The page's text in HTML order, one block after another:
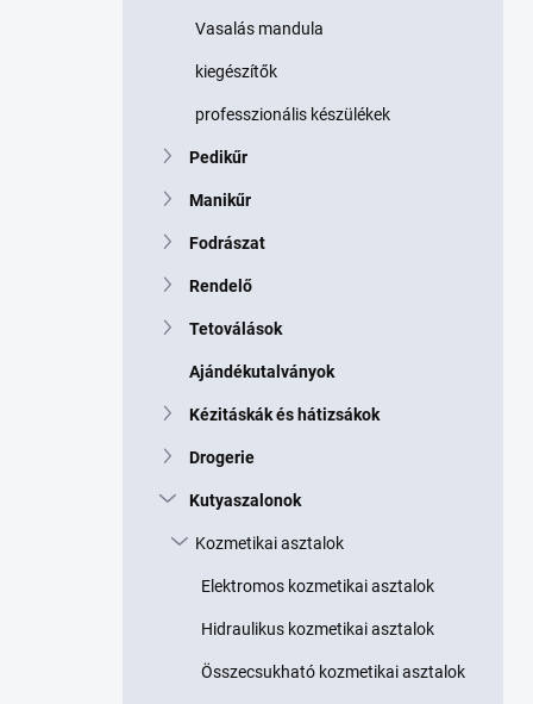
Vasalás mandula
kiegészítők
professzionális készülékek
Pedikűr
Manikűr
Fodrászat
Rendelő
Tetoválások
Ajándékutalványok
Kézitáskák és hátizsákok
Drogerie
Kutyaszalonok
Kozmetikai asztalok
Elektromos kozmetikai asztalok
Hidraulikus kozmetikai asztalok
Összecsukható kozmetikai asztalok